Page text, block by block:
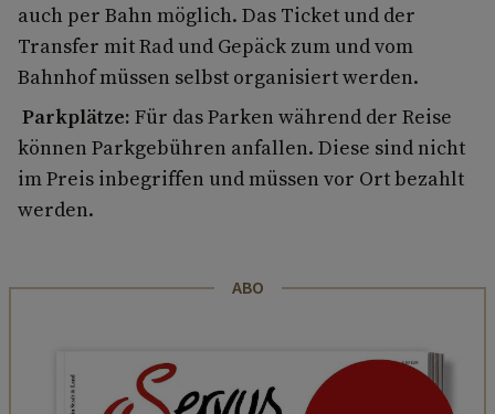
auch per Bahn möglich. Das Ticket und der
Transfer mit Rad und Gepäck zum und vom
Bahnhof müssen selbst organisiert werden.
Parkplätze: Für das Parken während der Reise
können Parkgebühren anfallen. Diese sind nicht
im Preis inbegriffen und müssen vor Ort bezahlt
werden.
ABO